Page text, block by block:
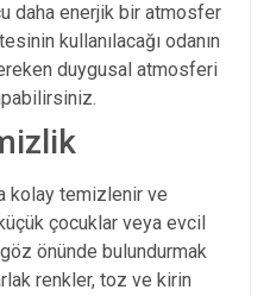
daha enerjik bir atmosfer
kullanılacağı odanın
duygusal atmosferi
kolay temizlenir ve
çocuklar veya evcil
önünde bulundurmak
renkler, toz ve kirin